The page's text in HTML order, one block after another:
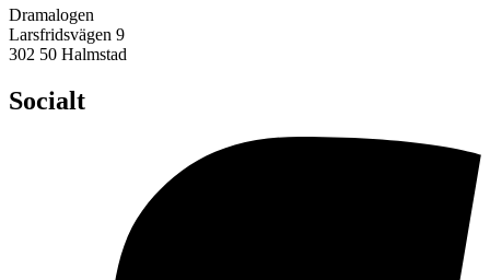
Dramalogen
Larsfridsvägen 9
302 50 Halmstad
Socialt